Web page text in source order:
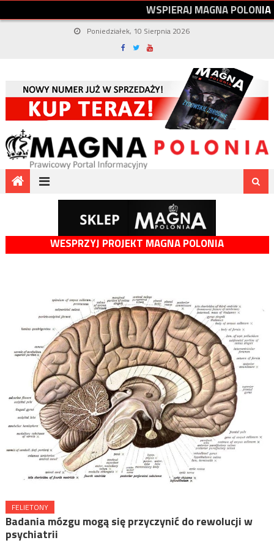
WSPIERAJMAGNAPOLONIA
Poniedziałek, 10 Sierpnia 2026
WESPRZYJ PROJEKT MAGNA POLONIA
FELIETONY
Badania mózgu mogą się przyczynić do rewolucji w
psychiatrii